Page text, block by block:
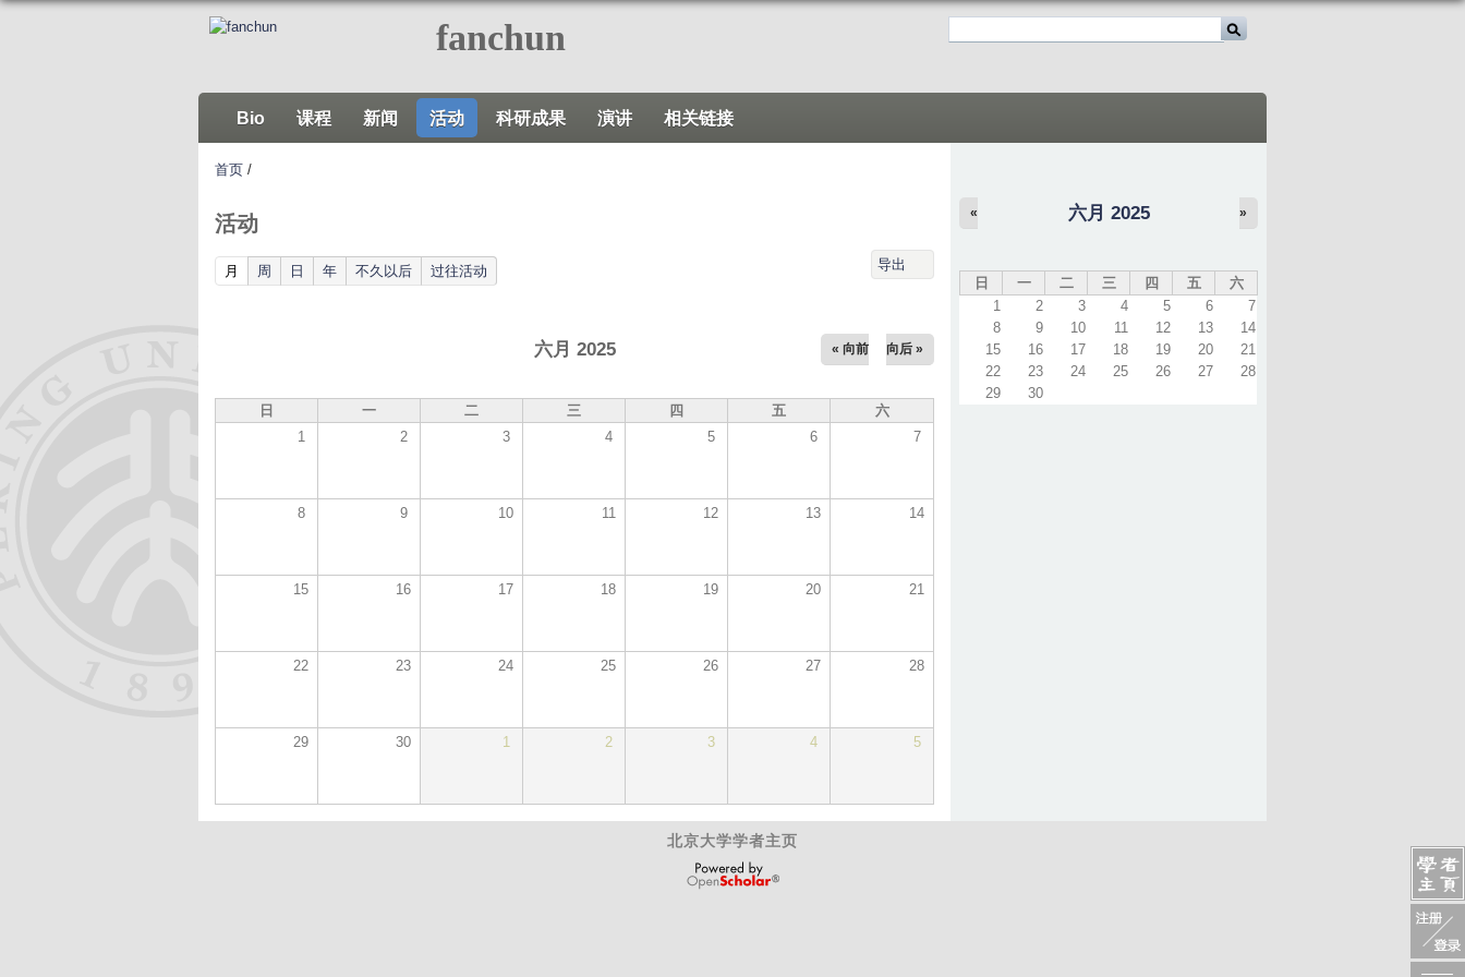
页
fanchun
Bio 课程 新闻 活动 科研成果 演讲 相关链接
首页 /
活动
月 (active tab)
周 日 年 不久以后 过往活动
六月 2025 « 向前 向后 »
导出
日 一 二 三 四 五
六
1
2 3 4 5 6 7
8 9 10 11 12 13 14
15 16 17 18 19 20 21
22 23 24 25 26 27 28
29 30 1 2 3 4 5
六月 2025
« »
日 一 二 三 四 五
六
1
2 3 4 5 6
7
8
9 10 11 12 13
14
15
16 17 18 19 20
21
22
23 24 25 26 27
28
29
30
北京大学学者主页
OpenScholar